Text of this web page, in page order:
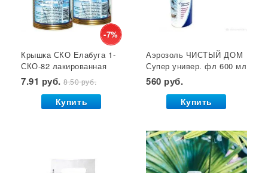
Кустодержатели Кокосовый субстрат
Отпугиватель крыс
Гет от тараканов Отрава от крыс Семена салата
-7%
Крышка СКО Елабуга 1-
СКО-82 лакированная
Звезда 1/50/600*
7.91 руб.8.50 руб.
Купить
Аэрозоль ЧИСТЫЙ ДОМ
Супер универ. фл 600 мл
(двойное распыление)
GB 1/24*
560 руб.
Купить